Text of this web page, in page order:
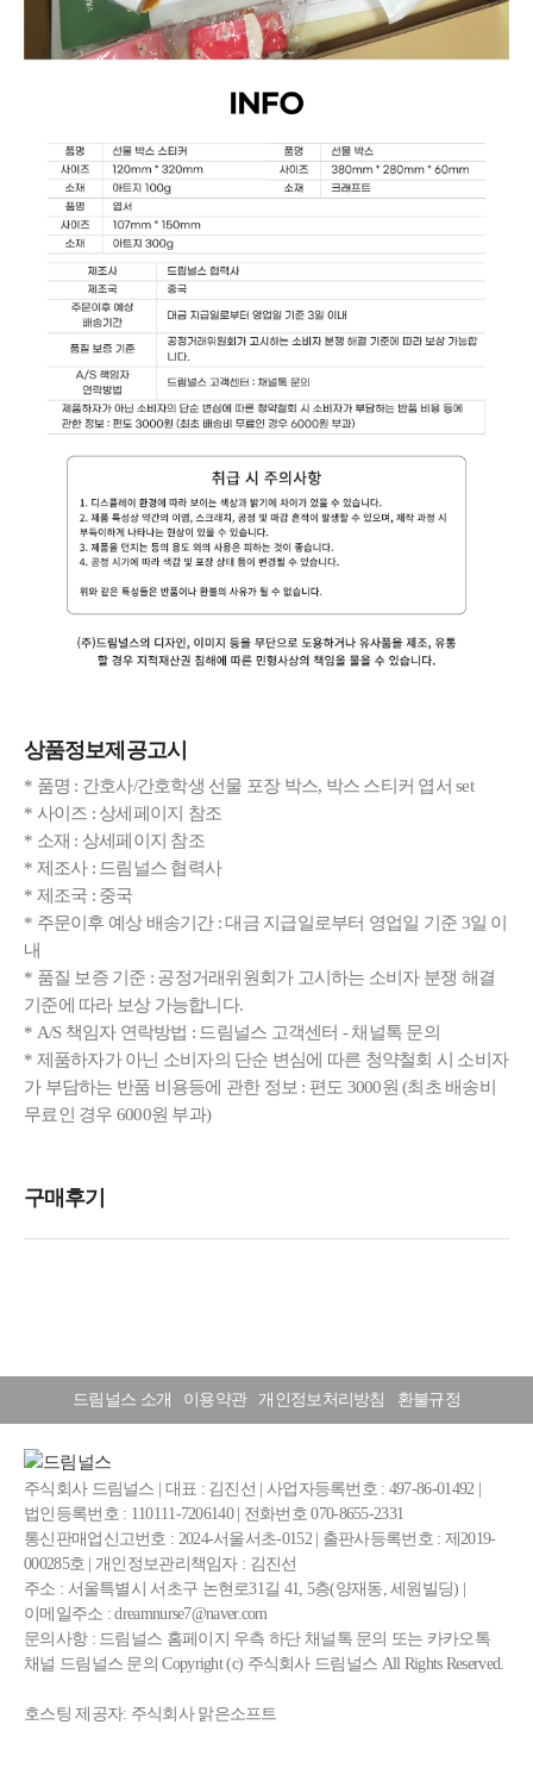
상품정보제공고시
* 품명 : 간호사/간호학생 선물 포장 박스, 박스 스티커 엽서 set
* 사이즈 : 상세페이지 참조
* 소재 : 상세페이지 참조
* 제조사 : 드림널스 협력사
* 제조국 : 중국
* 주문이후 예상 배송기간 : 대금 지급일로부터 영업일 기준 3일 이
내
* 품질 보증 기준 : 공정거래위원회가 고시하는 소비자 분쟁 해결
기준에 따라 보상 가능합니다.
* A/S 책임자 연락방법 : 드림널스 고객센터 - 채널톡 문의
* 제품하자가 아닌 소비자의 단순 변심에 따른 청약철회 시 소비자
가 부담하는 반품 비용등에 관한 정보 : 편도 3000원 (최초 배송비
무료인 경우 6000원 부과)
드림널스 소개 이용약관 개인정보처리방침 환불규정
주식회사 드림널스 | 대표 : 김진선 | 사업자등록번호 : 497-86-01492 |
법인등록번호 : 110111-7206140 | 전화번호 070-8655-2331
통신판매업신고번호 : 2024-서울서초-0152 | 출판사등록번호 : 제2019-
000285호 | 개인정보관리책임자 : 김진선
주소 : 서울특별시 서초구 논현로31길 41, 5층(양재동, 세원빌딩) |
이메일주소 : dreamnurse7@naver.com
문의사항 : 드림널스 홈페이지 우측 하단 채널톡 문의 또는 카카오톡
채널 드림널스 문의 Copyright (c) 주식회사 드림널스 All Rights Reserved.
호스팅 제공자: 주식회사 맑은소프트